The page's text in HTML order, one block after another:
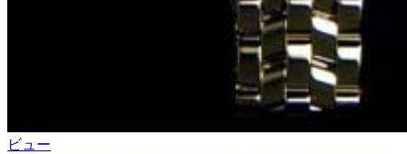
ビュー